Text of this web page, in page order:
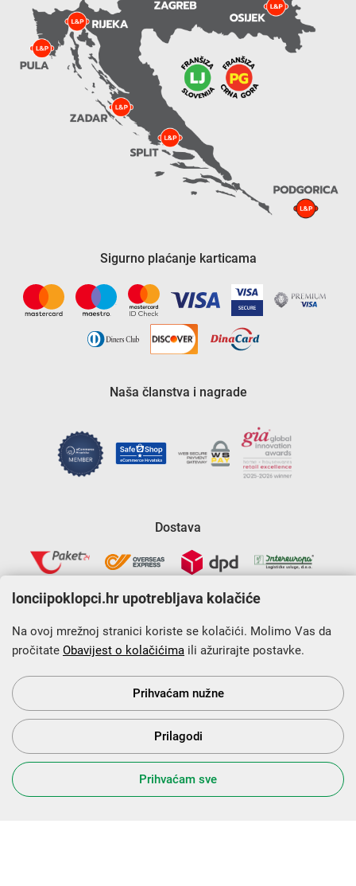
Sigurno plaćanje karticama
Naša članstva i nagrade
Dostava
Krajnji primatelj financijskog instrumenta sufinanciranog iz
Europskog fonda za regionalni razvoj u sklopu Operativnog
programa „Konkurentnost i kohezija”.
s Vama od 2014. godine!
lonciipoklopci.hr upotrebljava kolačiće
Na ovoj mrežnoj stranici koriste se kolačići. Molimo Vas da
pročitate Obavijest o kolačićima ili ažurirajte postavke.
Prihvaćam nužne
Prilagodi
Prihvaćam sve